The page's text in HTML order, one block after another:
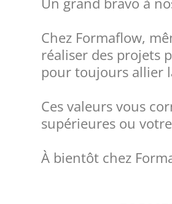
Chez Formaflow,
réaliser des projets
pour toujours allier
Ces valeurs vous
supérieures ou
À bientôt chez